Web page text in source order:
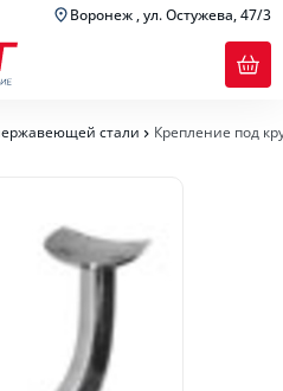
Воронеж , ул. Остужева, 47/3
стали Крепление под